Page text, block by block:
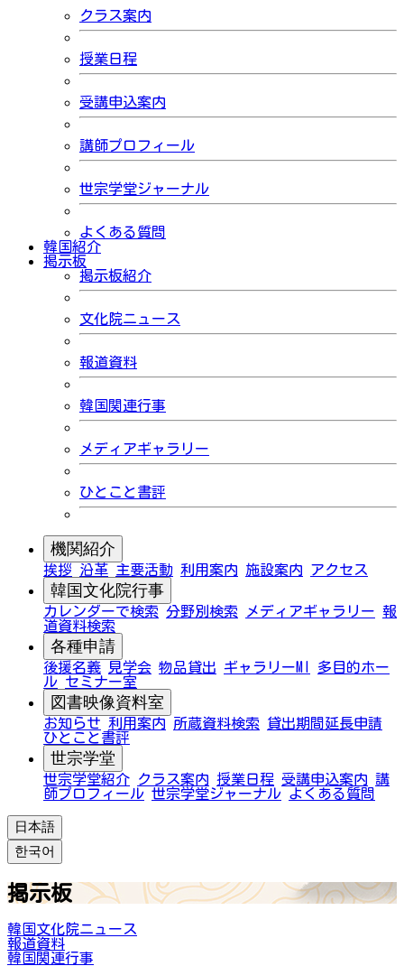
クラス案内
授業日程
受講申込案内
講師プロフィール
世宗学堂ジャーナル
よくある質問
韓国紹介
掲示板
掲示板紹介
文化院ニュース
報道資料
韓国関連行事
メディアギャラリー
ひとこと書評
機関紹介
挨拶 沿革 主要活動 利用案内 施設案内 アクセス
韓国文化院行事
カレンダーで検索 分野別検索 メディアギャラリー 報
道資料検索
各種申請
後援名義 見学会 物品貸出 ギャラリーMI
多目的ホー
ル セミナー室
図書映像資料室
お知らせ 利用案内 所蔵資料検索
貸出期間延長申請
ひとこと書評
世宗学堂
世宗学堂紹介 クラス案内 授業日程 受講申込案内 講
師プロフィール 世宗学堂ジャーナル よくある質問
日本語
한국어
掲示板
韓国文化院ニュース
報道資料
韓国関連行事